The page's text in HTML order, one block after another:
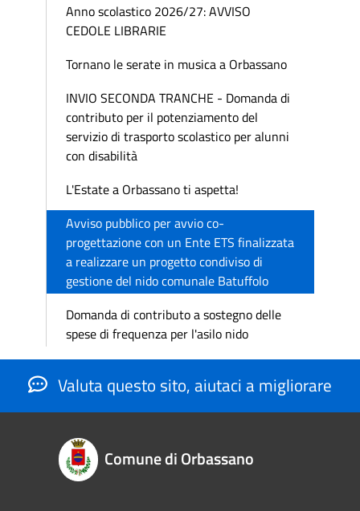
Anno scolastico 2026/27: AVVISO
CEDOLE LIBRARIE
Tornano le serate in musica a Orbassano
INVIO SECONDA TRANCHE - Domanda di
contributo per il potenziamento del
servizio di trasporto scolastico per alunni
con disabilità
L'Estate a Orbassano ti aspetta!
Avviso pubblico per avvio co-
progettazione con un Ente ETS finalizzata
a realizzare un progetto condiviso di
gestione del nido comunale Batuffolo
Domanda di contributo a sostegno delle
spese di frequenza per l'asilo nido
Valuta questo sito, aiutaci a migliorare
Comune di Orbassano